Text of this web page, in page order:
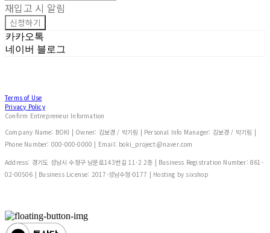
재입고 시 알림
신청하기
카카오톡
네이버 블로그
Terms of Use
Privacy Policy
Confirm Entrepreneur Information
Company Name: BOKI | Owner: 김보경 / 박기림 | Personal Info Manager: 김보경 / 박기림 |
Phone Number: 000-000-0000 | Email: boki_project@naver.com
Address: 경기도 성남시 수정구 남문로143번길 11-2 2층 | Business Registration Number: 861-
02-00506 | Business License: 2017-성남수정-0177 | Hosting by sixshop